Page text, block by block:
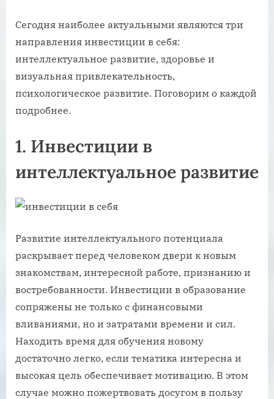
Сегодня наиболее актуальными являются три
направления инвестиции в себя:
интеллектуальное развитие, здоровье и
визуальная привлекательность,
психологическое развитие. Поговорим о каждой
подробнее.
1. Инвестиции в
интеллектуальное развитие
Развитие интеллектуального потенциала
раскрывает перед человеком двери к новым
знакомствам, интересной работе, признанию и
востребованности. Инвестиции в образование
сопряжены не только с финансовыми
вливаниями, но и затратами времени и сил.
Находить время для обучения новому
достаточно легко, если тематика интересна и
высокая цель обеспечивает мотивацию. В этом
случае можно пожертвовать досугом в пользу